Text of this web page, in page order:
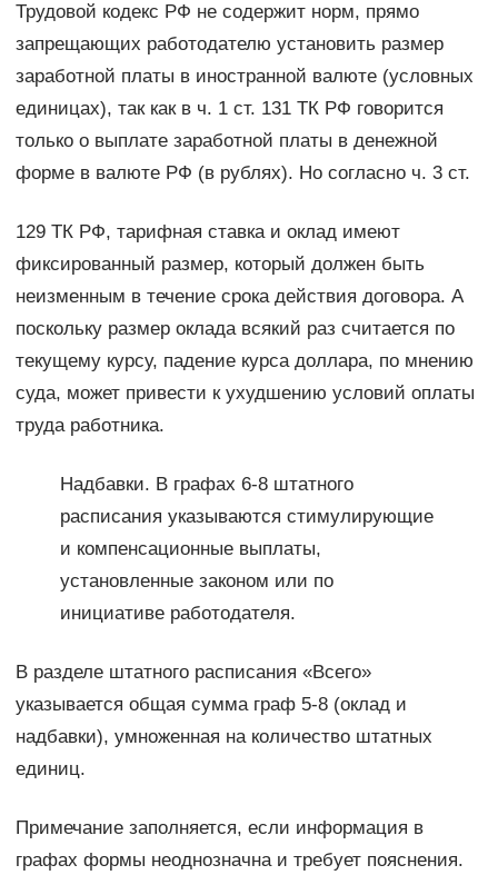
Трудовой кодекс РФ не содержит норм, прямо
запрещающих работодателю установить размер
заработной платы в иностранной валюте (условных
единицах), так как в ч. 1 ст. 131 ТК РФ говорится
только о выплате заработной платы в денежной
форме в валюте РФ (в рублях). Но согласно ч. 3 ст.
129 ТК РФ, тарифная ставка и оклад имеют
фиксированный размер, который должен быть
неизменным в течение срока действия договора. А
поскольку размер оклада всякий раз считается по
текущему курсу, падение курса доллара, по мнению
суда, может привести к ухудшению условий оплаты
труда работника.
Надбавки. В графах 6-8 штатного
расписания указываются стимулирующие
и компенсационные выплаты,
установленные законом или по
инициативе работодателя.
В разделе штатного расписания «Всего»
указывается общая сумма граф 5-8 (оклад и
надбавки), умноженная на количество штатных
единиц.
Примечание заполняется, если информация в
графах формы неоднозначна и требует пояснения.